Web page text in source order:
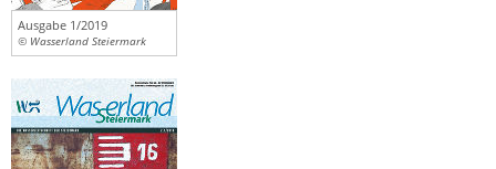
Ausgabe 1/2019
© Wasserland Steiermark